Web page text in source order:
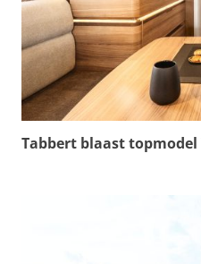
Tabbert blaast